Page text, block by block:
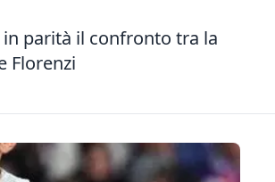
in parità il confronto tra la
Florenzi